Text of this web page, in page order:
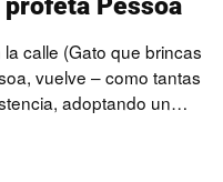
Pessoa
calle (Gato que brincas
vuelve – como tantas
adoptando un…